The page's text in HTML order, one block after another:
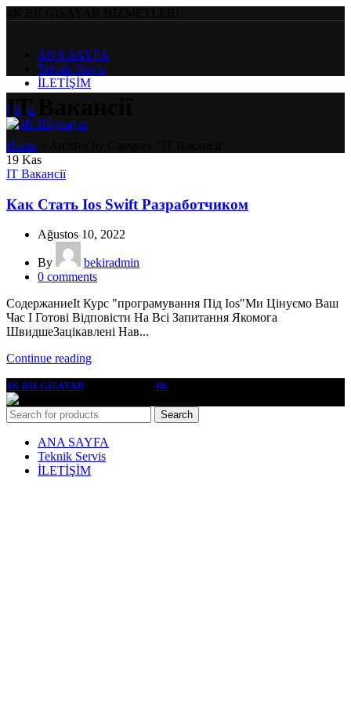
ANA SAYFA
Teknik Servis
İLETİŞİM
Menu
IT Вакансії
Home
19 Kas
IT Вакансії
Как Стать Ios Swift Разработчиком
Ağustos 10, 2022
By
bekiradmin
0 comments
СодержаниеIt Курс "програмування Під Ios"Ми Цінуємо Ваш
Час І Готові Відповісти На Всі Запитання Якомога
ШвидшеЗацікавлені Нав...
Continue reading
4K BİLGİSAYAR 4K
Search
ANA SAYFA
Teknik Servis
İLETİŞİM